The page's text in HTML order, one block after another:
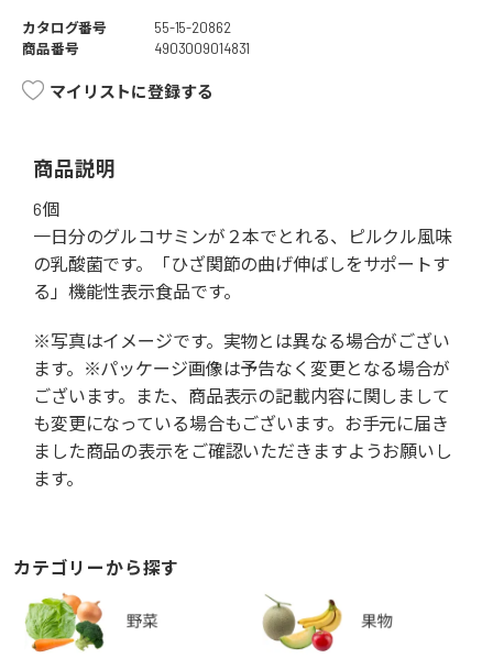
カタログ番号
55-15-20862
商品番号
4903009014831
マイリストに登録する
商品説明
6個
一日分のグルコサミンが２本でとれる、ピルクル風味
の乳酸菌です。「ひざ関節の曲げ伸ばしをサポートす
る」機能性表示食品です。
※写真はイメージです。実物とは異なる場合がござい
ます。※パッケージ画像は予告なく変更となる場合が
ございます。また、商品表示の記載内容に関しまして
も変更になっている場合もございます。お手元に届き
ました商品の表示をご確認いただきますようお願いし
ます。
カテゴリーから探す